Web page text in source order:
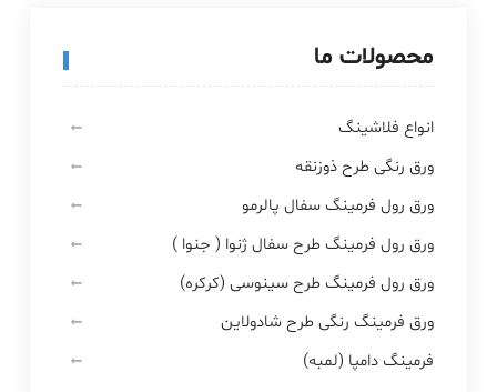
محصولات ما
انواع فلاشینگ
ورق رنگی طرح ذوزنقه
ورق رول فرمینگ سفال پالرمو
ورق رول فرمینگ طرح سفال ژنوا ( جنوا )
ورق رول فرمینگ طرح سینوسی (کرکره)
ورق فرمینگ رنگی طرح شادولاین
فرمینگ دامپا (لمبه)